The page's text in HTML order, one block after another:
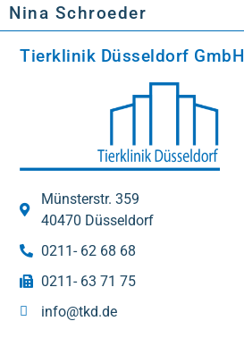
Nina Schroeder
Tierklinik Düsseldorf GmbH
Münsterstr. 359
40470 Düsseldorf
0211- 62 68 68
0211- 63 71 75
info@tkd.de